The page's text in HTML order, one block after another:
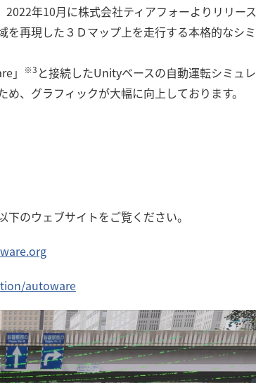
年10月に株式会社ティアフォーよりリリース
を再現した３Ｄマップ上を走行する本格的なシミ
」 ※3 と接続したUnityベースの自動運転シミュレ
、グラフィックが大幅に向上しております。
のウェブサイトをご覧ください。
autoware